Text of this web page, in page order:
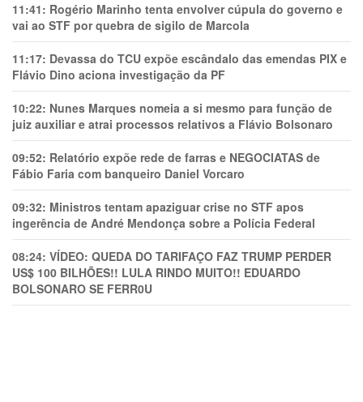
11:41: Rogério Marinho tenta envolver cúpula do governo e
vai ao STF por quebra de sigilo de Marcola
11:17: Devassa do TCU expõe escândalo das emendas PIX e
Flávio Dino aciona investigação da PF
10:22: Nunes Marques nomeia a si mesmo para função de
juiz auxiliar e atrai processos relativos a Flávio Bolsonaro
09:52: Relatório expõe rede de farras e NEGOCIATAS de
Fábio Faria com banqueiro Daniel Vorcaro
09:32: Ministros tentam apaziguar crise no STF apos
ingerência de André Mendonça sobre a Polícia Federal
08:24: VÍDEO: QUEDA DO TARIFAÇO FAZ TRUMP PERDER
US$ 100 BILHÕES!! LULA RINDO MUITO!! EDUARDO
BOLSONARO SE FERR0U